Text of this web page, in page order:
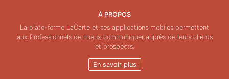
À PROPOS
La plate-forme LaCarte et ses applications mobiles permettent
aux Professionnels de mieux communiquer auprès de leurs clients
et prospects.
En savoir plus